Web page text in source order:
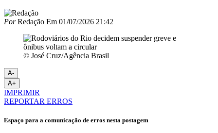
PorRedação Em 01/07/2026 21:42
© José Cruz/Agência Brasil
A-
A+
IMPRIMIR
REPORTAR ERROS
Espaço para a comunicação de erros nesta postagem